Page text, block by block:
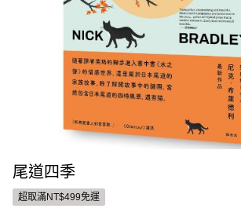
尾道四季
超取滿NT$499免運